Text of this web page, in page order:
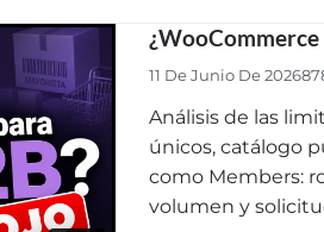
¿WooCommerce
11 De Junio De 2026
Análisis de las
únicos, catálogo
como Members:
volumen y